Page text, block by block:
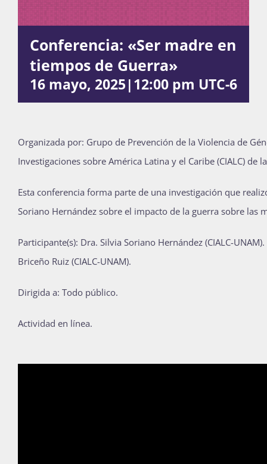
Actividades
La Boletina
Blog
Recursos
Súmate
Publicaciones
Conferencia: «Ser madre en
tiempos de Guerra»
16 mayo, 2025|12:00 pm UTC-6
Organizada por: Grupo de Prevención de la Violencia de
Investigaciones sobre América Latina y el Caribe (CIALC) de
Esta conferencia forma parte de una investigación que
Soriano Hernández sobre el impacto de la guerra sobre las
Participante(s): Dra. Silvia Soriano Hernández (CIALC-
Briceño Ruiz (CIALC-UNAM).
Dirigida a: Todo público.
Actividad en línea.